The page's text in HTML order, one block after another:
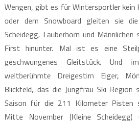
Wengen, gibt es für Wintersportler kein
oder dem Snowboard gleiten sie
Scheidegg, Lauberhorn und
First hinunter. Mal ist es eine
geschwungenes Gleitstück. Und
weltberühmte Dreigestirn Eiger,
Blickfeld, das die Jungfrau Ski Region
Saison für die 211 Kilometer Pisten
Mitte November (Kleine